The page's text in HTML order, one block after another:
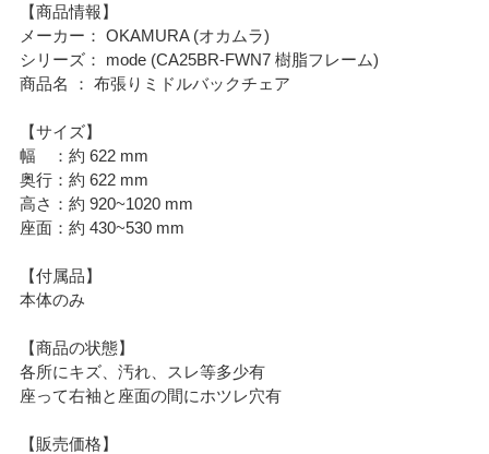
【商品情報】
メーカー： OKAMURA (オカムラ)
シリーズ： mode (CA25BR-FWN7 樹脂フレーム)
商品名 ： 布張りミドルバックチェア
【サイズ】
幅 ：約 622 mm
奥行：約 622 mm
高さ：約 920~1020 mm
座面：約 430~530 mm
【付属品】
本体のみ
【商品の状態】
各所にキズ、汚れ、スレ等多少有
座って右袖と座面の間にホツレ穴有
【販売価格】